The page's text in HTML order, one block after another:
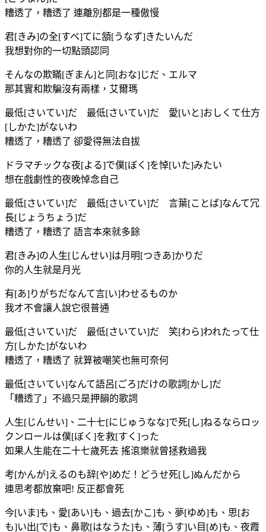
糟透了，糟透了 連離別都是一種傲慢
君[きみ]の全[すべ]てに頷[うなず]きたいんだ
我想對你的一切點頭認同
そんなの欺瞞[ぎまん]と同[おな]じだ、エルマ
那其實和欺騙沒有兩樣，艾爾瑪
最低[さいてい]だ 最低[さいてい]だ 愛[いと]おしくて仕方
[しかた]がないわ
糟透了，糟透了 卻愛得無法自拔
ドラマチックな夜[よる]で僕[ぼく]を悼[いた]みたい
想在戲劇性的夜晚悼念自己
最低[さいてい]だ 最低[さいてい]だ 言葉[ことば]なんて冗
長[じょうちょう]だ
糟透了，糟透了 語言本來就多餘
君[きみ]の人生[じんせい]は月明[つきあ]かりだ
你的人生就是月光
有[あ]りがちだなんて言[い]わせるものか
我才不會讓人說它很普通
最低[さいてい]だ 最低[さいてい]だ 笑[わら]われたって仕
方[しかた]がないわ
糟透了，糟透了 就算被嘲笑也無可奈何
最低[さいてい]なんて語呂[ごろ]だけの歌詞[かし]だ
「糟透了」不過只是押韻的歌詞
人生[じんせい]、二十七[にじゅうなな]で死[し]ねるならロッ
クンロールは僕[ぼく]を救[すく]った
如果人生能在二十七歲死去 搖滾樂就曾拯救過我
考[かんが]えるのも辞[や]めだ！どうせ死[し]ぬんだから
連思考都放棄吧! 反正都會死
今[いま]も、愛[あい]も、過去[かこ]も、夢[ゆめ]も、思[お
も]い出[で]も、鼻歌[はなうた]も、薄[うす]い目[め]も、夜霞